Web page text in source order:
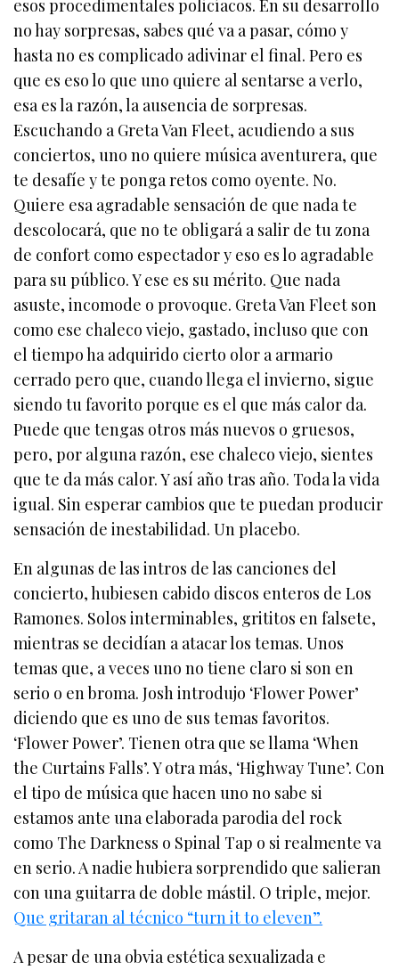
esos procedimentales policíacos. En su desarrollo
no hay sorpresas, sabes qué va a pasar, cómo y
hasta no es complicado adivinar el final. Pero es
que es eso lo que uno quiere al sentarse a verlo,
esa es la razón, la ausencia de sorpresas.
Escuchando a Greta Van Fleet, acudiendo a sus
conciertos, uno no quiere música aventurera, que
te desafíe y te ponga retos como oyente. No.
Quiere esa agradable sensación de que nada te
descolocará, que no te obligará a salir de tu zona
de confort como espectador y eso es lo agradable
para su público. Y ese es su mérito. Que nada
asuste, incomode o provoque. Greta Van Fleet son
como ese chaleco viejo, gastado, incluso que con
el tiempo ha adquirido cierto olor a armario
cerrado pero que, cuando llega el invierno, sigue
siendo tu favorito porque es el que más calor da.
Puede que tengas otros más nuevos o gruesos,
pero, por alguna razón, ese chaleco viejo, sientes
que te da más calor. Y así año tras año. Toda la vida
igual. Sin esperar cambios que te puedan producir
sensación de inestabilidad. Un placebo.
En algunas de las intros de las canciones del
concierto, hubiesen cabido discos enteros de Los
Ramones. Solos interminables, grititos en falsete,
mientras se decidían a atacar los temas. Unos
temas que, a veces uno no tiene claro si son en
serio o en broma. Josh introdujo ‘Flower Power’
diciendo que es uno de sus temas favoritos.
‘Flower Power’. Tienen otra que se llama ‘When
the Curtains Falls’. Y otra más, ‘Highway Tune’. Con
el tipo de música que hacen uno no sabe si
estamos ante una elaborada parodia del rock
como The Darkness o Spinal Tap o si realmente va
en serio. A nadie hubiera sorprendido que salieran
con una guitarra de doble mástil. O triple, mejor.
Que gritaran al técnico “turn it to eleven”.
A pesar de una obvia estética sexualizada e